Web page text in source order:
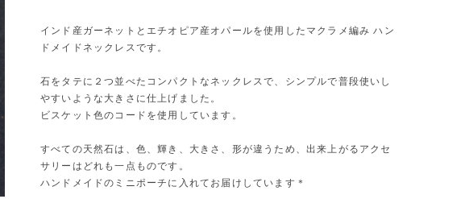
インド産ガーネットとエチオピア産オパールを使用したマクラメ編み ハン
ドメイドネックレスです。
石をタテに２つ並べたコンパクトなネックレスで、シンプルで普段使いし
やすいような大きさに仕上げました。
ビスケット色のコードを使用しています。
すべての天然石は、色、輝き、大きさ、形が違うため、出来上がるアクセ
サリーはどれも一点ものです。
ハンドメイドのミニポーチに入れてお届けしています＊